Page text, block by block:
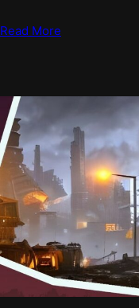
Read More